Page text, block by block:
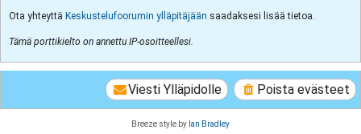
Ota yhteyttä Keskustelufoorumin ylläpitäjään saadaksesi lisää tietoa.
Tämä porttikielto on annettu IP-osoitteellesi.
Poista evästeet
Viesti Ylläpidolle
Breeze style by Ian Bradley